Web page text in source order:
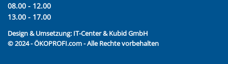
08.00 - 12.00
13.00 - 17.00
Design & Umsetzung: IT-Center & Kubid GmbH
© 2024 - ÖKOPROFI.com - Alle Rechte vorbehalten